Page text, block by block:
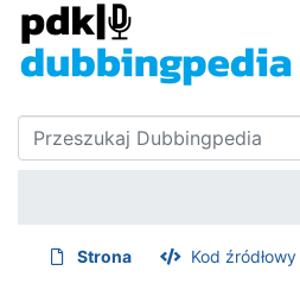
Strona Kod źródłowy